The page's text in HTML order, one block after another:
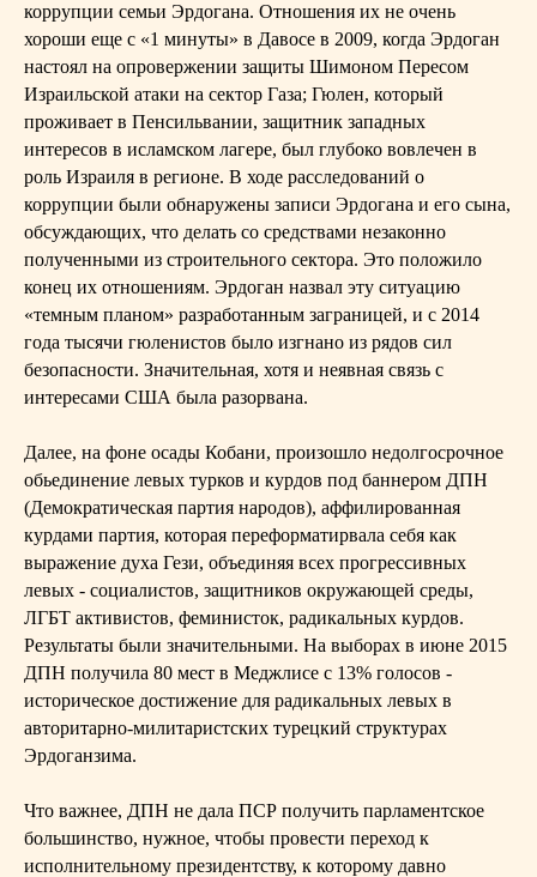
коррупции семьи Эрдогана. Отношения их не очень
хороши еще с «1 минуты» в Давосе в 2009, когда Эрдоган
настоял на опровержении защиты Шимоном Пересом
Израильской атаки на сектор Газа; Гюлен, который
проживает в Пенсильвании, защитник западных
интересов в исламском лагере, был глубоко вовлечен в
роль Израиля в регионе. В ходе расследований о
коррупции были обнаружены записи Эрдогана и его сына,
обсуждающих, что делать со средствами незаконно
полученными из строительного сектора. Это положило
конец их отношениям. Эрдоган назвал эту ситуацию
«темным планом» разработанным заграницей, и с 2014
года тысячи гюленистов было изгнано из рядов сил
безопасности. Значительная, хотя и неявная связь с
интересами США была разорвана.
Далее, на фоне осады Кобани, произошло недолгосрочное
обьединение левых турков и курдов под баннером ДПН
(Демократическая партия народов), аффилированная
курдами партия, которая переформатирвала себя как
выражение духа Гези, объединяя всех прогрессивных
левых - социалистов, защитников окружающей среды,
ЛГБТ активистов, феминисток, радикальных курдов.
Результаты были значительными. На выборах в июне 2015
ДПН получила 80 мест в Меджлисе с 13% голосов -
историческое достижение для радикальных левых в
авторитарно-милитаристских турецкий структурах
Эрдоганзима.
Что важнее, ДПН не дала ПСР получить парламентское
большинство, нужное, чтобы провести переход к
исполнительному президентству, к которому давно